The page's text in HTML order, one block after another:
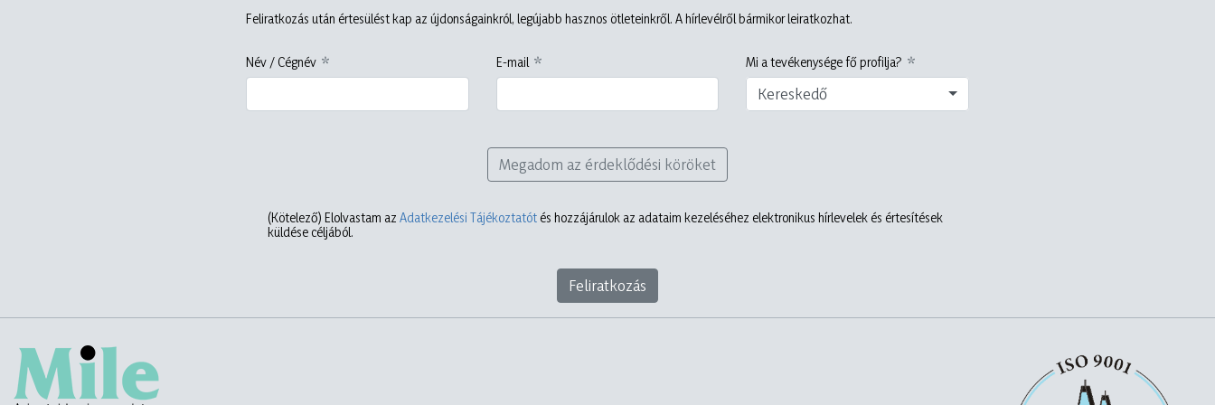
Feliratkozás után értesülést kap az újdonságainkról, legújabb hasznos ötleteinkről. A hírlevélről bármikor leiratkozhat.
Név / Cégnév E-mail Mi a tevékenysége fő profilja?
Kereskedő
Megadom az érdeklődési köröket
(Kötelező) Elolvastam az Adatkezelési Tájékoztatót és hozzájárulok az adataim kezeléséhez elektronikus hírlevelek és értesítések
küldése céljából.
Feliratkozás